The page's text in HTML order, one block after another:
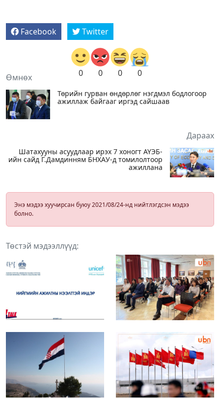
Facebook Twitter
0 0 0 0
Өмнөх
Төрийн гурван өндөрлөг нэгдмэл бодлогоор
ажиллаж байгааг иргэд сайшаав
Дараах
Шатахууны асуудлаар ирэх 7 хоногт АҮЭБ-
ийн сайд Г.Дамдинням БНХАУ-д томилолтоор
ажиллана
Энэ мэдээ хуучирсан буюу 2021/08/24-нд нийтлэгдсэн мэдээ
болно.
Төстэй мэдээллүүд: